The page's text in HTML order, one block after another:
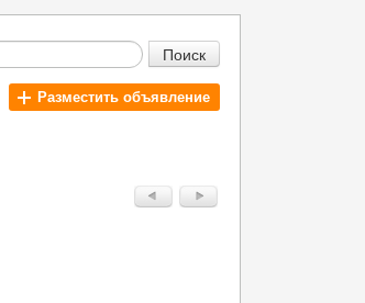
Поиск
Разместить объявление